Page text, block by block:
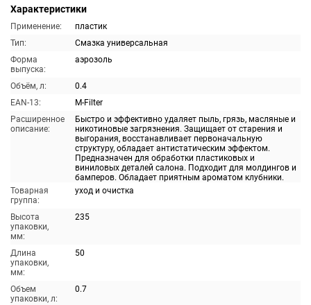
Характеристики
Применение:
пластик
Тип:
Смазка универсальная
Форма
выпуска:
аэрозоль
Объём, л:
0.4
EAN-13:
M-Filter
Расширенное
описание:
Быстро и эффективно удаляет пыль, грязь, масляные и
никотиновые загрязнения. Защищает от старения и
выгорания, восстанавливает первоначальную
структуру, обладает антистатическим эффектом.
Предназначен для обработки пластиковых и
виниловых деталей салона. Подходит для молдингов и
бамперов. Обладает приятным ароматом клубники.
Товарная
группа:
уход и очистка
Высота
упаковки,
мм:
235
Длина
упаковки,
мм:
50
Объем
упаковки, л:
0.7